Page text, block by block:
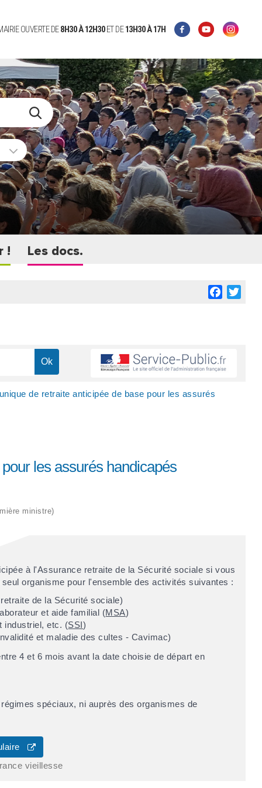
OUVERTE DE8H30 À 12H30ET DE13H30 À 17H
! Les docs.
Facebook
de retraite anticipée de base pour les assurés
les assurés handicapés
ministre)
à l'Assurance retraite de la Sécurité sociale si vous
organisme pour l'ensemble des activités suivantes :
de la Sécurité sociale)
et aide familial (MSA)
industriel, etc. (SSI)
et maladie des cultes - Cavimac)
4 et 6 mois avant la date choisie de départ en
spéciaux, ni auprès des organismes de
vieillesse